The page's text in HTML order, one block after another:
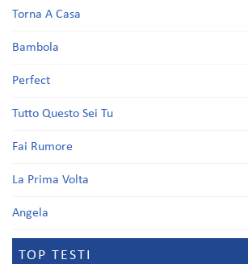
Torna A Casa
Bambola
Perfect
Tutto Questo Sei Tu
Fai Rumore
La Prima Volta
Angela
TOP TESTI